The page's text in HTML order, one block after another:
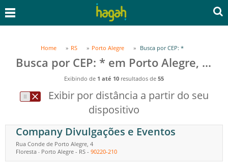
Home RS Porto Alegre Busca por CEP: *
Busca por CEP: * em Porto Alegre, RS
Exibindo de 1 até 10 resultados de 55
Exibir por distância a partir do seu
dispositivo
Company Divulgações e Eventos
Rua Conde de Porto Alegre, 4
Floresta - Porto Alegre - RS - 90220-210